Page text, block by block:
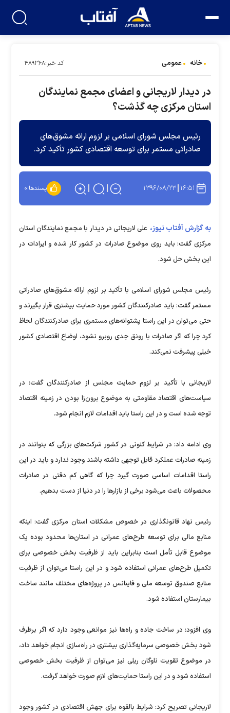
خانه عمومی کد خبر:۴۸۹۳۶۸
در دیدار لاریجانی و اعضای مجمع نمایندگان
استان مرکزی چه گذشت؟
رئیس مجلس شورای اسلامی بر لزوم ارائه مشوق‌های
صادراتی مستمر برای توسعه اقتصادی کشور تأکید کرد.
۱۶:۵۱ ۱۳۹۶/۰۸/۲۳ پسندها:۰
به گزارش آفتاب نیوز، علی لاریجانی در دیدار با مجمع نمایندگان استان
مرکزی گفت: باید روی موضوع صادرات در کشور کار شده و ایرادات در
این بخش حل شود.
رئیس مجلس شورای اسلامی با تأکید بر لزوم ارائه مشوق‌های صادراتی
مستمر گفت: باید صادرکنندگان کشور مورد حمایت بیشتری قرار بگیرند و
حتی می‌توان در این راستا پشتوانه‌های مستمری برای صادرکنندگان لحاظ
کرد چرا که اگر صادرات با رونق جدی روبرو نشود، اوضاع اقتصادی کشور
خیلی پیشرفت نمی‌کند.
لاریجانی با تأکید بر لزوم حمایت مجلس از صادرکنندگان گفت: در
سیاست‌های اقتصاد مقاومتی به موضوع برون‌زا بودن در زمینه اقتصاد
توجه شده است و در این راستا باید اقدامات لازم انجام شود.
وی ادامه داد: در شرایط کنونی در کشور شرکت‌های بزرگی که بتوانند در
زمینه صادرات عملکرد قابل توجهی داشته باشند وجود ندارد و باید در این
راستا اقدامات اساسی صورت گیرد چرا که گاهی کم دقتی‌ در صادرات
محصولات باعث می‌شود برخی از بازارها را در دنیا از دست بدهیم.
رئیس نهاد قانونگذاری در خصوص مشکلات استان مرکزی گفت: اینکه
منابع مالی برای توسعه طرح‌های عمرانی در استان‌ها محدود بوده یک
موضوع قابل تأمل است بنابراین باید از ظرفیت بخش خصوصی برای
تکمیل طرح‌های عمرانی استفاده شود و در این راستا می‌توان از ظرفیت
منابع صندوق توسعه ملی و فاینانس در پروژه‌های مختلف مانند ساخت
بیمارستان استفاده شود.
وی افزود: در ساخت جاده و راه‌ها نیز موانعی وجود دارد که اگر برطرف
شود بخش خصوصی سرمایه‌گذاری بیشتری در راه‌سازی انجام خواهد داد،
در موضوع تقویت ناوگان ریلی نیز می‌توان از ظرفیت بخش خصوصی
استفاده شود و در این راستا حمایت‌های لازم صورت خواهد گرفت.
لاریجانی تصریح کرد: شرایط بالقوه برای جهش اقتصادی در کشور وجود